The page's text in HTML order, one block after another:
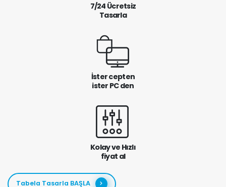
7/24 Ücretsiz
Tasarla
İster cepten
ister PC den
Kolay ve Hızlı
fiyat al
Tabela Tasarla BAŞLA